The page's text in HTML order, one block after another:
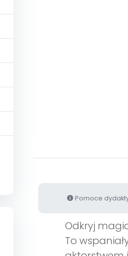
Pomoce
Odkryj
To